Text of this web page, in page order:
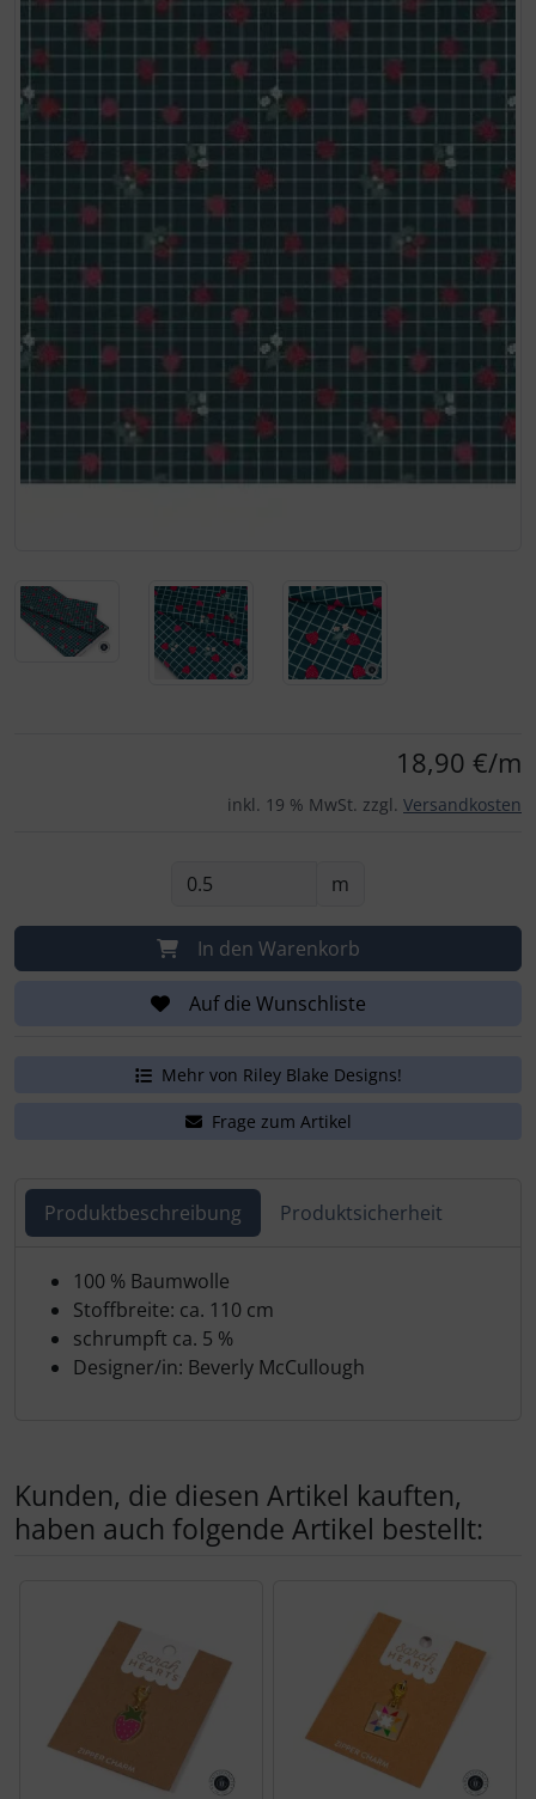
18,90 €/m
inkl. 19 % MwSt. zzgl. Versandkosten
m
In den Warenkorb
Auf die Wunschliste
Mehr von Riley Blake Designs!
Frage zum Artikel
Produktbeschreibung Produktsicherheit
Produktbeschreibung
100 % Baumwolle
Stoffbreite: ca. 110 cm
schrumpft ca. 5 %
Designer/in: Beverly McCullough
Kunden, die diesen Artikel kauften,
haben auch folgende Artikel bestellt: